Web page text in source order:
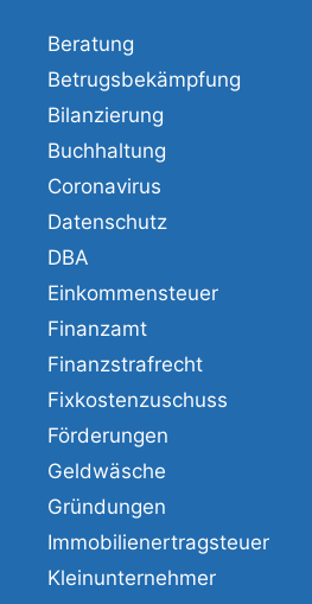
Beratung
Betrugsbekämpfung
Bilanzierung
Buchhaltung
Coronavirus
Datenschutz
DBA
Einkommensteuer
Finanzamt
Finanzstrafrecht
Fixkostenzuschuss
Förderungen
Geldwäsche
Gründungen
Immobilienertragsteuer
Kleinunternehmer